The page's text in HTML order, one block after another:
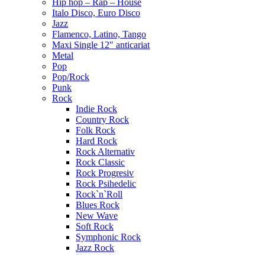
Hip hop – Rap – House
Italo Disco, Euro Disco
Jazz
Flamenco, Latino, Tango
Maxi Single 12″ anticariat
Metal
Pop
Pop/Rock
Punk
Rock
Indie Rock
Country Rock
Folk Rock
Hard Rock
Rock Alternativ
Rock Classic
Rock Progresiv
Rock Psihedelic
Rock`n`Roll
Blues Rock
New Wave
Soft Rock
Symphonic Rock
Jazz Rock